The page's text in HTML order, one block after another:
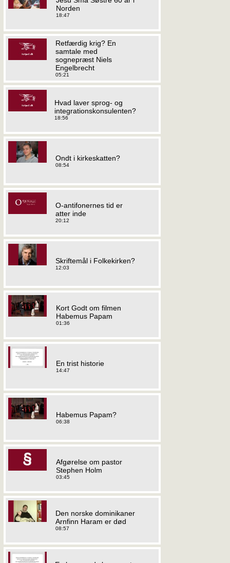
Norden
18:47
Retfærdig krig? En
samtale med
sognepræst Niels
Engelbrecht
05:21
Hvad laver sprog- og
integrationskonsulenten?
18:56
Ondt i kirkeskatten?
08:54
O-antifonernes tid er
atter inde
20:12
Skriftemål i Folkekirken?
12:03
Kort Godt om filmen
Habemus Papam
01:36
En trist historie
14:47
Habemus Papam?
06:38
Afgørelse om pastor
Stephen Holm
03:45
Den norske dominikaner
Arnfinn Haram er død
08:57